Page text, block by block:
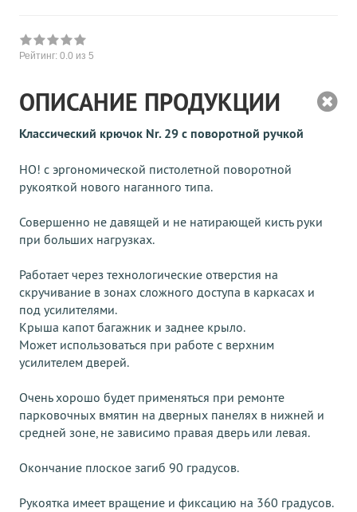
Рейтинг: 0.0 из 5
ОПИСАНИЕ ПРОДУКЦИИ
Классический крючок Nr. 29 с поворотной ручкой
НО! с эргономической пистолетной поворотной
рукояткой нового наганного типа.
Совершенно не давящей и не натирающей кисть руки
при больших нагрузках.
Работает через технологические отверстия на
скручивание в зонах сложного доступа в каркасах и
под усилителями.
Крыша капот багажник и заднее крыло.
Может использоваться при работе с верхним
усилителем дверей.
Очень хорошо будет применяться при ремонте
парковочных вмятин на дверных панелях в нижней и
средней зоне, не зависимо правая дверь или левая.
Окончание плоское загиб 90 градусов.
Рукоятка имеет вращение и фиксацию на 360 градусов.